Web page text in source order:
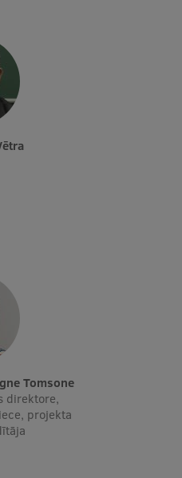
Tomsone
direktore,
projekta